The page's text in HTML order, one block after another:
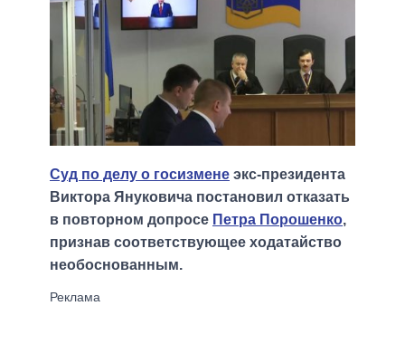
Суд по делу о госизмене экс-президента
Виктора Януковича постановил отказать
в повторном допросе Петра Порошенко,
признав соответствующее ходатайство
необоснованным.